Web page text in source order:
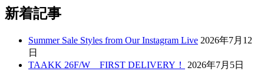
新着記事
Summer Sale Styles from Our Instagram Live 2026年7月12
日
TAAKK 26F/W FIRST DELIVERY！
2026年7月5日